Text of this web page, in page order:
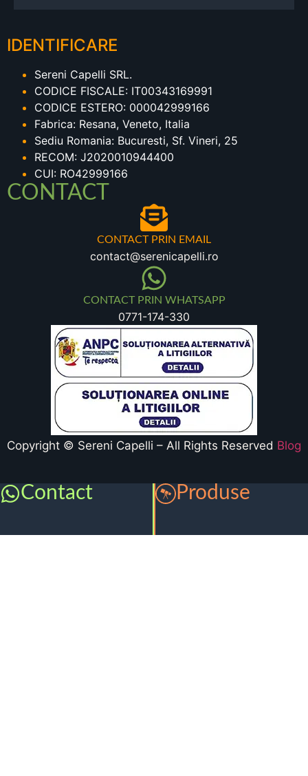
IDENTIFICARE
Sereni Capelli SRL.
CODICE FISCALE: IT00343169991
CODICE ESTERO: 000042999166
Fabrica: Resana, Veneto, Italia
Sediu Romania: Bucuresti, Sf. Vineri, 25
RECOM: J2020010944400
CUI: RO42999166
CONTACT
CONTACT PRIN EMAIL
contact@serenicapelli.ro
CONTACT PRIN WHATSAPP
0771-174-330
Copyright © Sereni Capelli – All Rights Reserved Blog
Contact Produse